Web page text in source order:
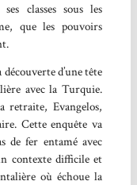
classes sous les
que les pouvoirs
d’une tête
avec la Turquie.
retraite, Evangelos,
Cette enquête va
de fer entamé avec
contexte difficile et
où échoue la